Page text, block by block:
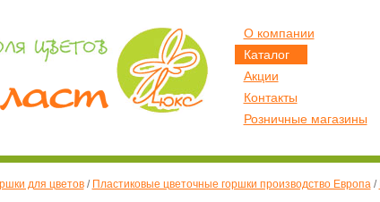
для цветов/ Пластиковые цветочные горшки производство Европа/
О компании
Каталог
Акции
Контакты
Розничные магазины